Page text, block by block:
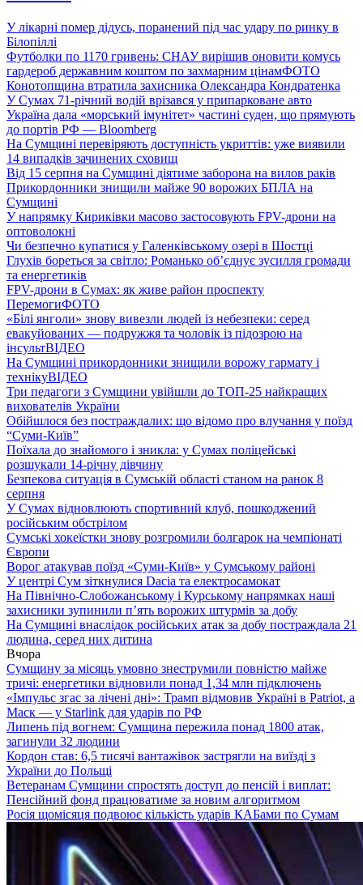
У лікарні помер дідусь, поранений під час удару по ринку в
Білопіллі
Футболки по 1170 гривень: СНАУ вирішив оновити комусь
гардероб державним коштом по захмарним цінамФОТО
Конотопщина втратила захисника Олександра Кондратенка
У Сумах 71-річний водій врізався у припарковане авто
Україна дала «морський імунітет» частині суден, що прямують
до портів РФ — Bloomberg
На Сумщині перевіряють доступність укриттів: уже виявили
14 випадків зачинених сховищ
Від 15 серпня на Сумщині діятиме заборона на вилов раків
Прикордонники знищили майже 90 ворожих БПЛА на
Сумщині
У напрямку Кириківки масово застосовують FPV-дрони на
оптоволокні
Чи безпечно купатися у Галенківському озері в Шостці
Глухів бореться за світло: Романько об’єднує зусилля громади
та енергетиків
FPV-дрони в Сумах: як живе район проспекту
ПеремогиФОТО
«Білі янголи» знову вивезли людей із небезпеки: серед
евакуйованих — подружжя та чоловік із підозрою на
інсультВІДЕО
На Сумщині прикордонники знищили ворожу гармату і
технікуВІДЕО
Три педагоги з Сумщини увійшли до ТОП-25 найкращих
вихователів України
Обійшлося без постраждалих: що відомо про влучання у поїзд
“Суми-Київ”
Поїхала до знайомого і зникла: у Сумах поліцейські
розшукали 14-річну дівчину
Безпекова ситуація в Сумській області станом на ранок 8
серпня
У Сумах відновлюють спортивний клуб, пошкоджений
російським обстрілом
Сумські хокеїстки знову розгромили болгарок на чемпіонаті
Європи
Ворог атакував поїзд «Суми-Київ» у Сумському районі
У центрі Сум зіткнулися Dacia та електросамокат
На Північно-Слобожанському і Курському напрямках наші
захисники зупинили п’ять ворожих штурмів за добу
На Сумщині внаслідок російських атак за добу постраждала 21
людина, серед них дитина
Вчора
Сумщину за місяць умовно знеструмили повністю майже
тричі: енергетики відновили понад 1,34 млн підключень
«Імпульс згас за лічені дні»: Трамп відмовив Україні в Patriot, а
Маск — у Starlink для ударів по РФ
Липень під вогнем: Сумщина пережила понад 1800 атак,
загинули 32 людини
Кордон став: 6,5 тисячі вантажівок застрягли на виїзді з
України до Польщі
Ветеранам Сумщини спростять доступ до пенсій і виплат:
Пенсійний фонд працюватиме за новим алгоритмом
Росія щомісяця подвоює кількість ударів КАБами по Сумам